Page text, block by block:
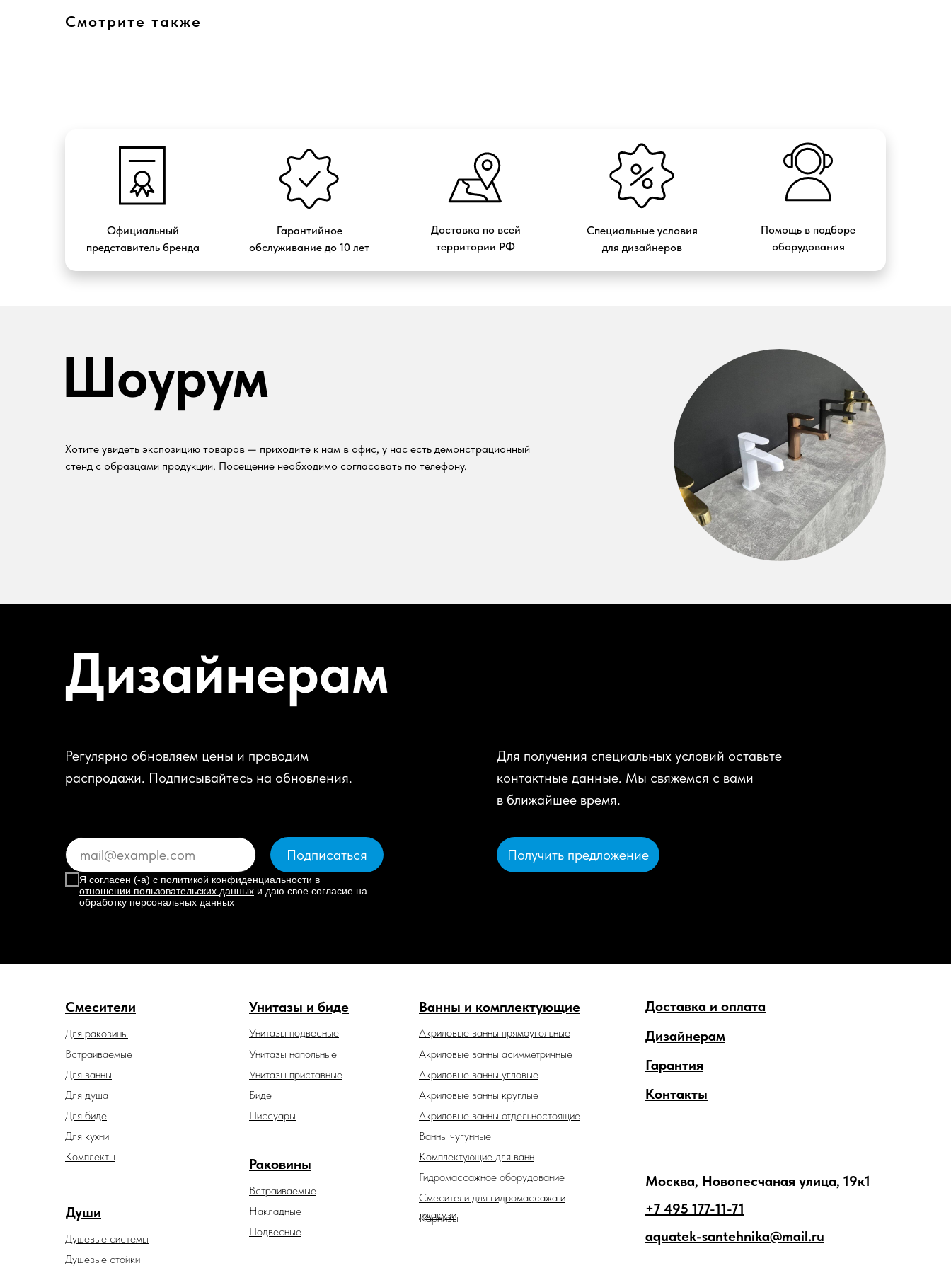
Смотрите также
Официальный
представитель бренда
Доставка по всей
территории РФ
Гарантийное
обслуживание до 10 лет
Специальные условия
для дизайнеров
Помощь в подборе
оборудования
Шоурум
Хотите увидеть экспозицию товаров — приходите к нам в офис, у нас есть демонстрационный
стенд с образцами продукции. Посещение необходимо согласовать по телефону.
Дизайнерам
Регулярно обновляем цены и проводим
распродажи. Подписывайтесь на обновления.
Я согласен (-а) с политикой конфиденциальности в
отношении пользовательских данных и даю свое согласие на
обработку персональных данных
Подписаться
Для получения специальных условий оставьте
контактные данные. Мы свяжемся с вами
в ближайшее время.
Получить предложение
Смесители
Души
Душевые системы
Унитазы и биде
Унитазы подвесные
Унитазы напольные
Унитазы приставные
Раковины
Встраиваемые
Накладные
Подвесные
Встраиваемые
Для биде
Для ванны
Для душа
Для раковины
Для кухни
Ванны и комплектующие
Акриловые ванны прямоугольные Дизайнерам
Доставка и оплата
Гарантия
Контакты
Душевые стойки
Биде
Акриловые ванны отдельностоящие
Акриловые ванны асимметричные
Акриловые ванны угловые
Акриловые ванны круглые
Ванны чугунные
Комплектующие для ванн
Гидромассажное оборудование
Смесители для гидромассажа и
джакузи
Карнизы
Комплекты
Писсуары
Москва, Новопесчаная улица, 19к1
+7 495 177-11-71
aquatek-santehnika@mail.ru